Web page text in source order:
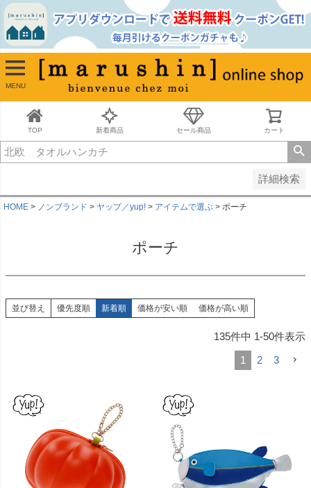
MENU
TOP 新着商品 セール商品 カート
詳細検索
並び順
新着順
古い順
価格が安い順
価格が高い順
キーワードヒット順
HOME ノンブランド ヤップ／yup! アイテムで選ぶ ポーチ
ポーチ
並び替え 優先度順 新着順 価格が安い順 価格が高い順
135件中 1-50件表示
1
2 3